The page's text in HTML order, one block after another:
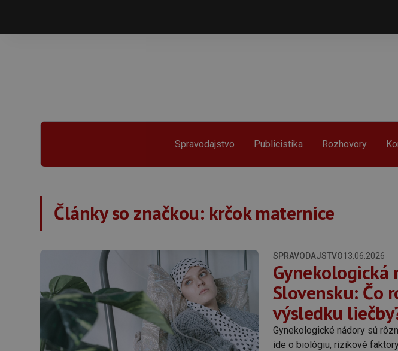
Spravodajstvo Publicistika Rozhovory
Články so značkou: krčok maternice
SPRAVODAJSTVO13.06.2026
Gynekologická
Slovensku: Čo
výsledku
Gynekologické nádory sú
ide o biológiu, rizikové